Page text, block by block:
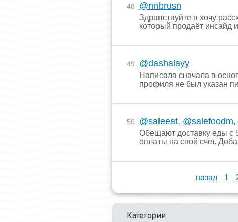
48 @nnbrusn
Здравствуйте я хочу
который продаёт инсайд
49 @dashalayy
Написала сначала в
профиля не был указан
50 @saleeat,
Обещают доставку еды с
оплаты на свой счет.
назад 1
Категории